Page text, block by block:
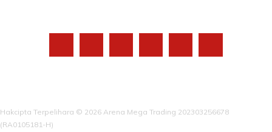
Hakcipta Terpelihara © 2026 Arena Mega Trading 202303256678
(RA0105181-H)